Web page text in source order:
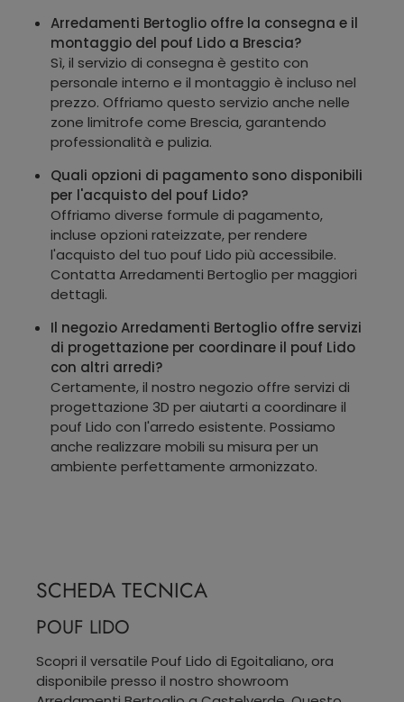
Arredamenti Bertoglio offre la consegna e il
montaggio del pouf Lido a Brescia?
Sì, il servizio di consegna è gestito con
personale interno e il montaggio è incluso nel
prezzo. Offriamo questo servizio anche nelle
zone limitrofe come Brescia, garantendo
professionalità e pulizia.
Quali opzioni di pagamento sono disponibili
per l'acquisto del pouf Lido?
Offriamo diverse formule di pagamento,
incluse opzioni rateizzate, per rendere
l'acquisto del tuo pouf Lido più accessibile.
Contatta Arredamenti Bertoglio per maggiori
dettagli.
Il negozio Arredamenti Bertoglio offre servizi
di progettazione per coordinare il pouf Lido
con altri arredi?
Certamente, il nostro negozio offre servizi di
progettazione 3D per aiutarti a coordinare il
pouf Lido con l'arredo esistente. Possiamo
anche realizzare mobili su misura per un
ambiente perfettamente armonizzato.
SCHEDA TECNICA
POUF LIDO
Scopri il versatile Pouf Lido di Egoitaliano, ora
disponibile presso il nostro showroom